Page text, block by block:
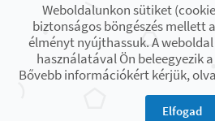
hétfő-csütörtök: 8:00-16:00
péntek: 8:00-14.00
2021 © Minden jog fenntartva! Készült az
keretében.
Weboldalunkon sütiket
biztonságos böngészés mellett
élményt nyújthassuk. A
használatával Ön beleegyezik
Bővebb információkért kérjük,
Elfogad